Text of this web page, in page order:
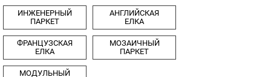
ИНЖЕНЕРНЫЙ
ПАРКЕТ
АНГЛИЙСКАЯ
ЕЛКА
ФРАНЦУЗСКАЯ
ЕЛКА
МОЗАИЧНЫЙ
ПАРКЕТ
МОДУЛЬНЫЙ